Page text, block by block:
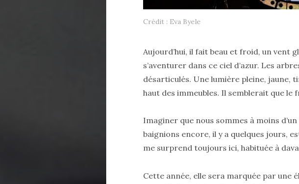
Crédit : Eva Byele
Aujourd’hui, il fait beau et froid, un vent
s’aventurer dans ce ciel d’azur. Les
désarticulés. Une lumière pleine, jaune,
haut des immeubles. Il semblerait que
Imaginer que nous sommes à moins
baignions encore, il y a quelques jours,
me surprend toujours ici, habituée à
Cette année, elle sera marquée par une